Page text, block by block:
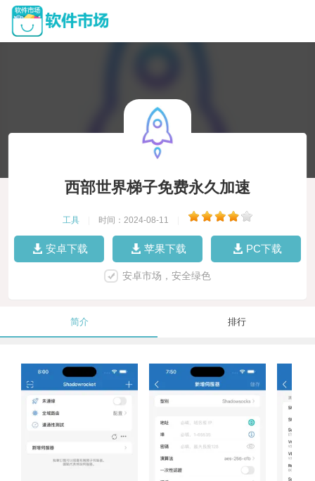
西部世界梯子免费永久加速
工具 时间：2024-08-11
安卓下载 苹果下载 PC下载
安卓市场，安全绿色
简介 排行